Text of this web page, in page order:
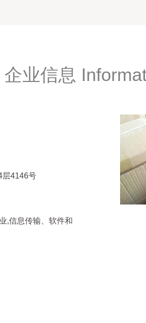
企业信息
层4146号
,信息传输、软件和